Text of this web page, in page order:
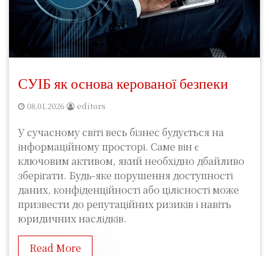
СУІБ як основа керованої безпеки
08.01.2026 editors
У сучасному світі весь бізнес будується на
інформаційному просторі. Саме він є
ключовим активом, який необхідно дбайливо
зберігати. Будь-яке порушення доступності
даних, конфіденційності або цілісності може
призвести до репутаційних ризиків і навіть
юридичних наслідків.
Read More